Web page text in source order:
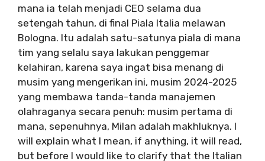
mana ia telah menjadi CEO selama dua
setengah tahun, di final Piala Italia melawan
Bologna. Itu adalah satu-satunya piala di mana
tim yang selalu saya lakukan penggemar
kelahiran, karena saya ingat bisa menang di
musim yang mengerikan ini, musim 2024-2025
yang membawa tanda-tanda manajemen
olahraganya secara penuh: musim pertama di
mana, sepenuhnya, Milan adalah makhluknya. I
will explain what I mean, if anything, it will read,
but before I would like to clarify that the Italian